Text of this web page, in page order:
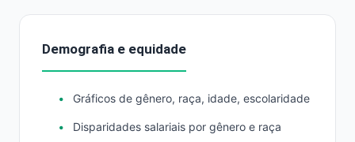
Demografia e equidade
Gráficos de gênero, raça, idade, escolaridade
Disparidades salariais por gênero e raça